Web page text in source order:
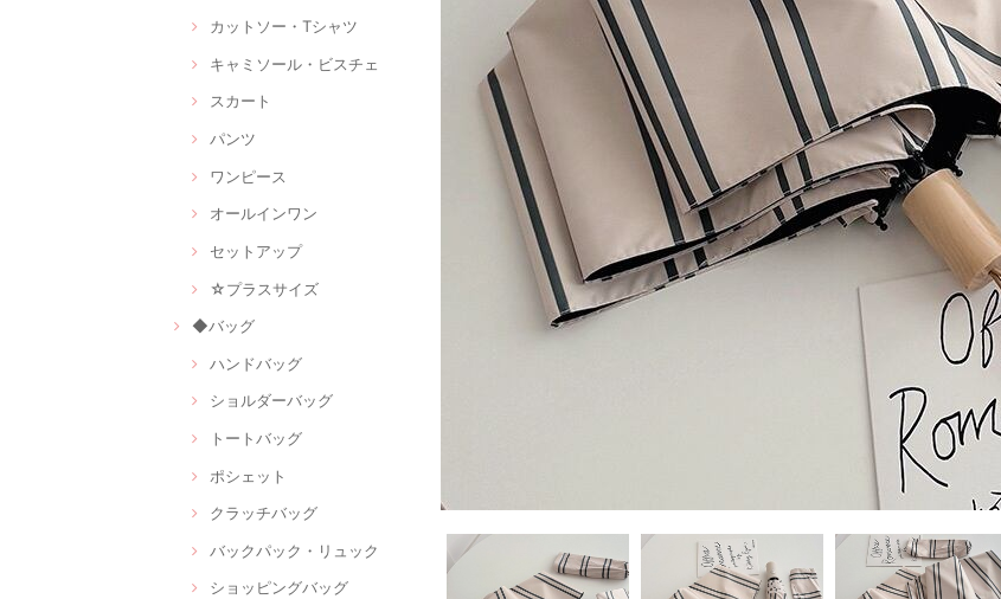
カットソー・Tシャツ
キャミソール・ビスチェ
スカート
パンツ
ワンピース
オールインワン
セットアップ
☆プラスサイズ
◆バッグ
ハンドバッグ
ショルダーバッグ
トートバッグ
ポシェット
クラッチバッグ
バックパック・リュック
ショッピングバッグ